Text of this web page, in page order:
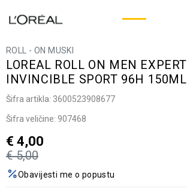
ROLL - ON MUSKI
LOREAL ROLL ON MEN EXPERT
INVINCIBLE SPORT 96H 150ML
Šifra artikla: 3600523908677
Šifra veličine: 907468
€ 5,00
€ 4,00
Obavijesti me o popustu